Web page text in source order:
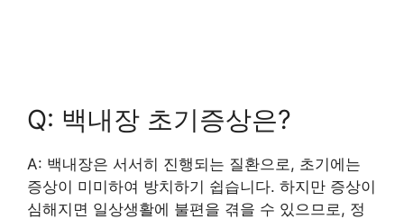
Q: 백내장 초기증상은?
A: 백내장은 서서히 진행되는 질환으로, 초기에는
증상이 미미하여 방치하기 쉽습니다. 하지만 증상이
심해지면 일상생활에 불편을 겪을 수 있으므로, 정